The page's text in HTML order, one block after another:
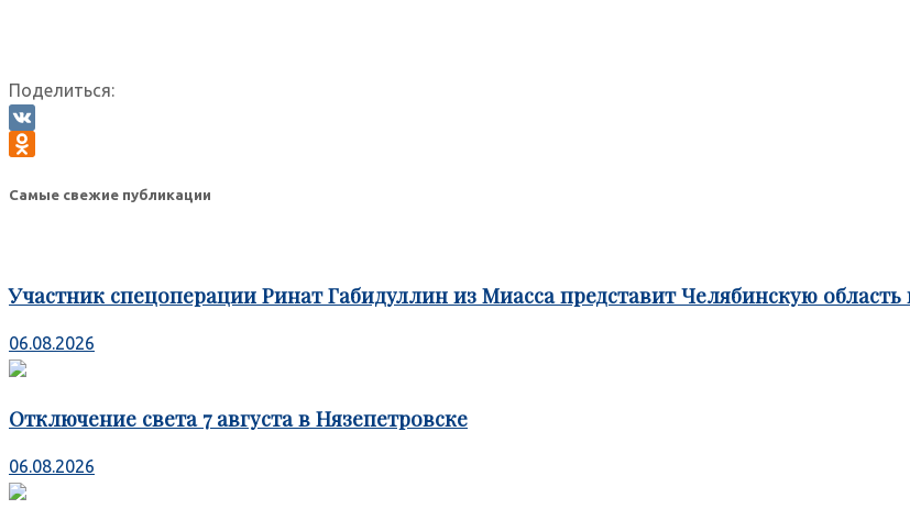
Поделиться:
VK
Самые свежие публикации
Участник спецоперации Ринат Габидуллин из Миасса представит Челябинскую
06.08.2026
Отключение света 7 августа в Нязепетровске
06.08.2026